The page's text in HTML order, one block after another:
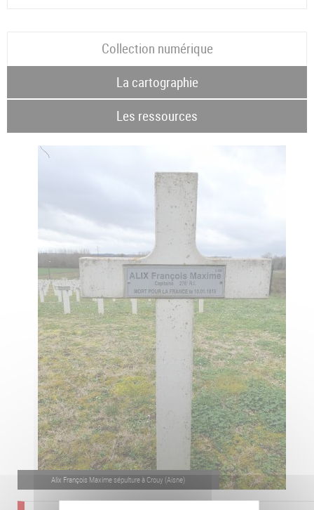
Collection numérique
La cartographie
Les ressources
Alix François Maxime sépulture à Crouy (Aisne)